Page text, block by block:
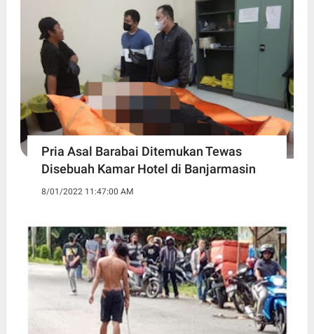
Pria Asal Barabai Ditemukan Tewas
Disebuah Kamar Hotel di Banjarmasin
8/01/2022 11:47:00 AM